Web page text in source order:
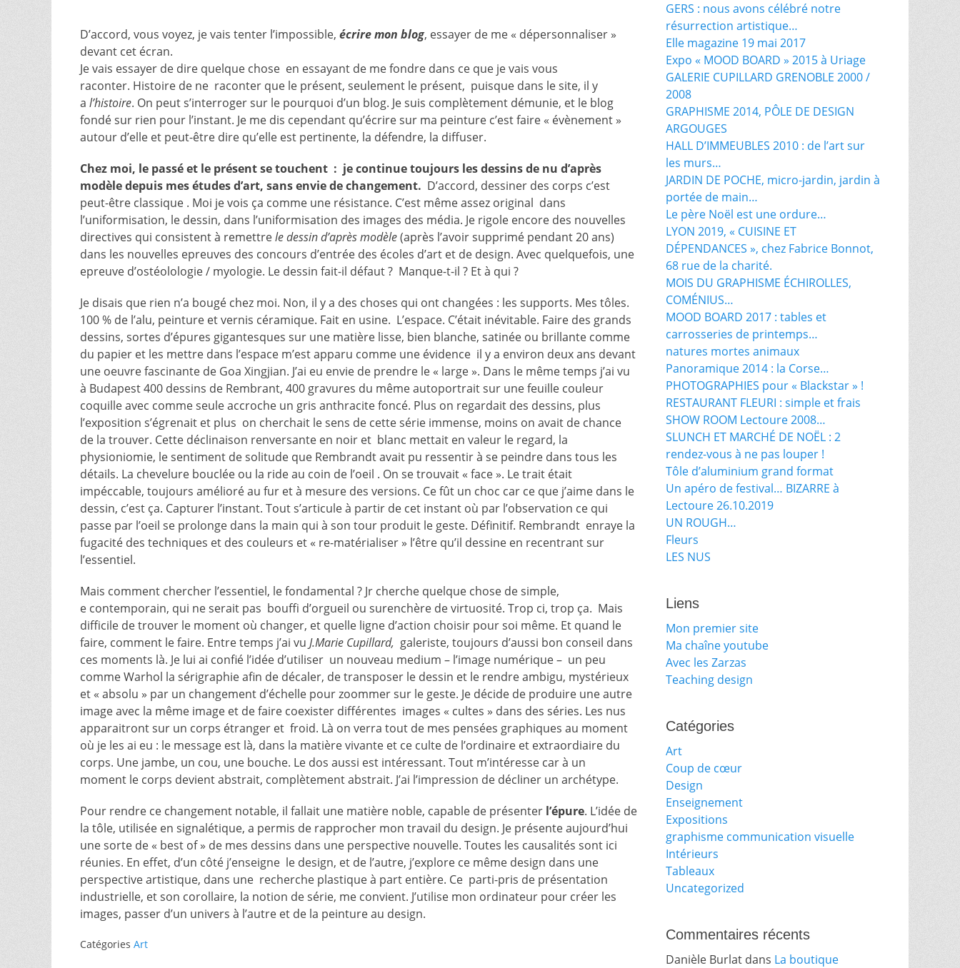
D’accord, vous voyez, je vais tenter l’impossible, écrire mon blog, essayer de me « dépersonnaliser »
devant cet écran.
Je vais essayer de dire quelque chose en essayant de me fondre dans ce que je vais vous
raconter. Histoire de ne raconter que le présent, seulement le présent, puisque dans le site, il y
a l’histoire. On peut s’interroger sur le pourquoi d’un blog. Je suis complètement démunie, et le blog
fondé sur rien pour l’instant. Je me dis cependant qu’écrire sur ma peinture c’est faire « évènement »
autour d’elle et peut-être dire qu’elle est pertinente, la défendre, la diffuser.
Chez moi, le passé et le présent se touchent : je continue toujours les dessins de nu d’après
modèle depuis mes études d’art, sans envie de changement. D’accord, dessiner des corps c’est
peut-être classique . Moi je vois ça comme une résistance. C’est même assez original dans
l’uniformisation, le dessin, dans l’uniformisation des images des média. Je rigole encore des nouvelles
directives qui consistent à remettrele dessin d’après modèle(après l’avoir supprimé pendant 20 ans)
dans les nouvelles epreuves des concours d’entrée des écoles d’art et de design. Avec quelquefois, une
epreuve d’ostéolologie / myologie. Le dessin fait-il défaut ? Manque-t-il ? Et à qui ?
Je disais que rien n’a bougé chez moi. Non, il y a des choses qui ont changées : les supports. Mes tôles.
100 % de l’alu, peinture et vernis céramique. Fait en usine. L’espace. C’était inévitable. Faire des grands
dessins, sortes d’épures gigantesques sur une matière lisse, bien blanche, satinée ou brillante comme
du papier et les mettre dans l’espace m’est apparu comme une évidence il y a environ deux ans devant
une oeuvre fascinante de Goa Xingjian. J’ai eu envie de prendre le « large ». Dans le même temps j’ai vu
à Budapest 400 dessins de Rembrant, 400 gravures du même autoportrait sur une feuille couleur
coquille avec comme seule accroche un gris anthracite foncé. Plus on regardait des dessins, plus
l’exposition s’égrenait et plus on cherchait le sens de cette série immense, moins on avait de chance
de la trouver. Cette déclinaison renversante en noir et blanc mettait en valeur le regard, la
physioniomie, le sentiment de solitude que Rembrandt avait pu ressentir à se peindre dans tous les
détails. La chevelure bouclée ou la ride au coin de l’oeil . On se trouvait « face ». Le trait était
impéccable, toujours amélioré au fur et à mesure des versions. Ce fût un choc car ce que j’aime dans le
dessin, c’est ça. Capturer l’instant. Tout s’articule à partir de cet instant où par l’observation ce qui
passe par l’oeil se prolonge dans la main qui à son tour produit le geste. Définitif. Rembrandt enraye la
fugacité des techniques et des couleurs et « re-matérialiser » l’être qu’il dessine en recentrant sur
l’essentiel.
Mais comment chercher l’essentiel, le fondamental ? Jr cherche quelque chose de simple,
e contemporain, qui ne serait pas bouffi d’orgueil ou surenchère de virtuosité. Trop ci, trop ça. Mais
difficile de trouver le moment où changer, et quelle ligne d’action choisir pour soi même. Et quand le
faire, comment le faire. Entre temps j’ai vu J.Marie Cupillard, galeriste, toujours d’aussi bon conseil dans
ces moments là. Je lui ai confié l’idée d’utiliser un nouveau medium – l’image numérique – un peu
comme Warhol la sérigraphie afin de décaler, de transposer le dessin et le rendre ambigu, mystérieux
et « absolu » par un changement d’échelle pour zoommer sur le geste. Je décide de produire une autre
image avec la même image et de faire coexister différentes images « cultes » dans des séries. Les nus
apparaitront sur un corps étranger et froid. Là on verra tout de mes pensées graphiques au moment
où je les ai eu : le message est là, dans la matière vivante et ce culte de l’ordinaire et extraordiaire du
corps. Une jambe, un cou, une bouche. Le dos aussi est intéressant. Tout m’intéresse car à un
moment le corps devient abstrait, complètement abstrait. J’ai l’impression de décliner un archétype.
Pour rendre ce changement notable, il fallait une matière noble, capable de présenter l’épure. L’idée de
la tôle, utilisée en signalétique, a permis de rapprocher mon travail du design. Je présente aujourd’hui
une sorte de « best of » de mes dessins dans une perspective nouvelle. Toutes les causalités sont ici
réunies. En effet, d’un côté j’enseigne le design, et de l’autre, j’explore ce même design dans une
perspective artistique, dans une recherche plastique à part entière. Ce parti-pris de présentation
industrielle, et son corollaire, la notion de série, me convient. J’utilise mon ordinateur pour créer les
images, passer d’un univers à l’autre et de la peinture au design.
Catégories Art
GERS : nous avons célébré notre
résurrection artistique…
Elle magazine 19 mai 2017
Expo « MOOD BOARD » 2015 à Uriage
GALERIE CUPILLARD GRENOBLE 2000 /
2008
GRAPHISME 2014, PÔLE DE DESIGN
ARGOUGES
HALL D’IMMEUBLES 2010 : de l’art sur
les murs…
JARDIN DE POCHE, micro-jardin, jardin à
portée de main…
Le père Noël est une ordure…
LYON 2019, « CUISINE ET
DÉPENDANCES », chez Fabrice Bonnot,
68 rue de la charité.
MOIS DU GRAPHISME ÉCHIROLLES,
COMÉNIUS…
MOOD BOARD 2017 : tables et
carrosseries de printemps…
natures mortes animaux
Panoramique 2014 : la Corse…
PHOTOGRAPHIES pour « Blackstar » !
RESTAURANT FLEURI : simple et frais
SHOW ROOM Lectoure 2008…
SLUNCH ET MARCHÉ DE NOËL : 2
rendez-vous à ne pas louper !
Tôle d’aluminium grand format
Un apéro de festival… BIZARRE à
Lectoure 26.10.2019
UN ROUGH…
Fleurs
LES NUS
Liens
Mon premier site
Ma chaîne youtube
Avec les Zarzas
Teaching design
Catégories
Art
Coup de cœur
Design
Enseignement
Expositions
graphisme communication visuelle
Intérieurs
Tableaux
Uncategorized
Commentaires récents
Danièle Burlat dans La boutique